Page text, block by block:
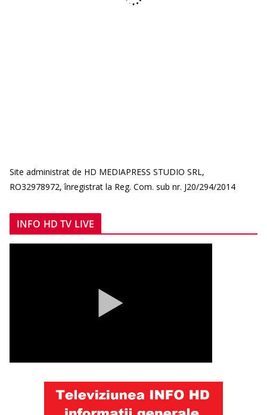
Site administrat de HD MEDIAPRESS STUDIO SRL,
RO32978972, înregistrat la Reg. Com. sub nr. J20/294/2014
INFO HD TV LIVE